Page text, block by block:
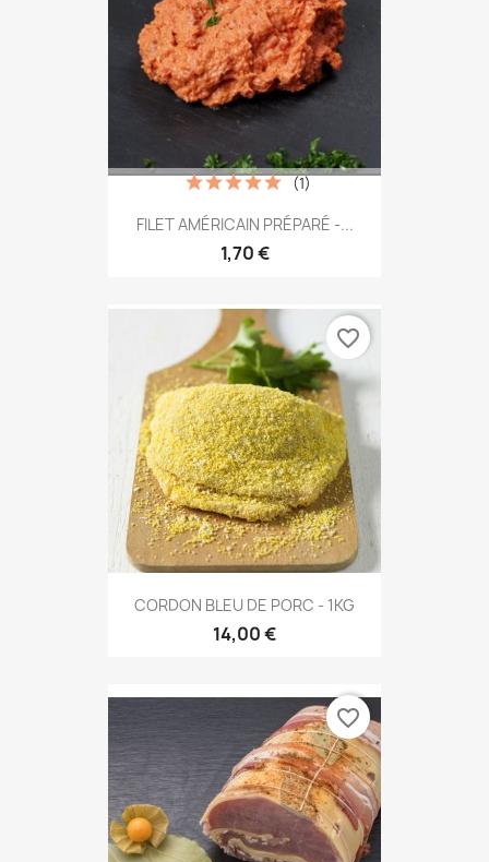
FILET AMÉRICAIN PRÉPARÉ -...
1,70 €
(1)
CORDON BLEU DE PORC - 1KG
14,00 €
favorite_border
favorite_border